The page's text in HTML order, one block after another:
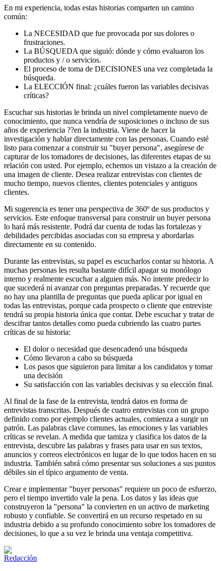
En mi experiencia, todas estas historias comparten un camino
común:
La NECESIDAD que fue provocada por sus dolores o
frustraciones.
La BÚSQUEDA que siguió: dónde y cómo evaluaron los
productos y / o servicios.
El proceso de toma de DECISIONES una vez completada la
búsqueda.
La ELECCIÓN final: ¿cuáles fueron las variables decisivas
críticas?
Escuchar sus historias le brinda un nivel completamente nuevo de
conocimiento, que nunca vendría de suposiciones o incluso de sus
años de experiencia ??en la industria. Viene de hacer la
investigación y hablar directamente con las personas. Cuando esté
listo para comenzar a construir su "buyer persona", asegúrese de
capturar de los tomadores de decisiones, las diferentes etapas de su
relación con usted. Por ejemplo, echemos un vistazo a la creación de
una imagen de cliente. Desea realizar entrevistas con clientes de
mucho tiempo, nuevos clientes, clientes potenciales y antiguos
clientes.
Mi sugerencia es tener una perspectiva de 360º de sus productos y
servicios. Este enfoque transversal para construir un buyer persona
lo hará más resistente. Podrá dar cuenta de todas las fortalezas y
debilidades percibidas asociadas con su empresa y abordarlas
directamente en su contenido.
Durante las entrevistas, su papel es escucharlos contar su historia. A
muchas personas les resulta bastante difícil apagar su monólogo
interno y realmente escuchar a alguien más. No intente predecir lo
que sucederá ni avanzar con preguntas preparadas. Y recuerde que
no hay una plantilla de preguntas que pueda aplicar por igual en
todas las entrevistas, porque cada prospecto o cliente que entreviste
tendrá su propia historia única que contar. Debe escuchar y tratar de
descifrar tantos detalles como pueda cubriendo las cuatro partes
críticas de su historia:
El dolor o necesidad que desencadenó una búsqueda
Cómo llevaron a cabo su búsqueda
Los pasos que siguieron para limitar a los candidatos y tomar
una decisión
Su satisfacción con las variables decisivas y su elección final.
Al final de la fase de la entrevista, tendrá datos en forma de
entrevistas transcritas. Después de cuatro entrevistas con un grupo
definido como por ejemplo clientes actuales, comienza a surgir un
patrón. Las palabras clave comunes, las emociones y las variables
críticas se revelan. A medida que tamiza y clasifica los datos de la
entrevista, descubre las palabras y frases para usar en sus textos,
anuncios y correos electrónicos en lugar de lo que todos hacen en su
industria. También sabrá cómo presentar sus soluciones a sus puntos
débiles sin el típico argumento de venta.
Crear e implementar "buyer personas" requiere un poco de esfuerzo,
pero el tiempo invertido vale la pena. Los datos y las ideas que
construyeron la "persona" la convierten en un activo de marketing
robusto y confiable. Se convertirá en un recurso respetado en su
industria debido a su profundo conocimiento sobre los tomadores de
decisiones, lo que a su vez le brinda una ventaja competitiva.